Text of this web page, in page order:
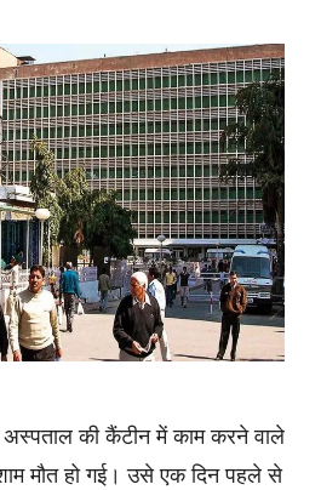
की कैंटीन में काम करने वाले
मौत हो गई। उसे एक दिन पहले से